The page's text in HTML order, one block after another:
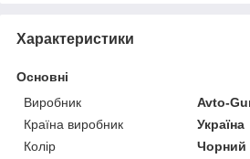
Характеристики
Основні
Виробник
Avto-
Країна виробник
Україна
Колір
Чорний